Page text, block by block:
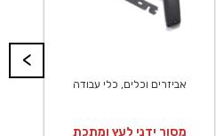
אביזרים וכלים, כלי עבודה
מסור ידני לעץ ומתכת
<